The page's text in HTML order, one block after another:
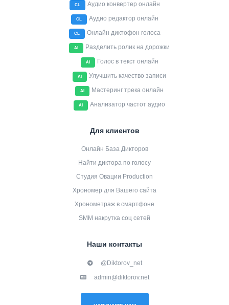
CL Аудио конвертер онлайн
CL Аудио редактор онлайн
CL Онлайн диктофон голоса
AI Разделить ролик на дорожки
AI Голос в текст онлайн
AI Улучшить качество записи
AI Мастеринг трека онлайн
AI Анализатор частот аудио
Для клиентов
Онлайн База Дикторов
Найти диктора по голосу
Студия Овации Production
Хрономер для Вашего сайта
Хронометраж в смартфоне
SMM накрутка соц сетей
Наши контакты
@Diktorov_net
admin@diktorov.net